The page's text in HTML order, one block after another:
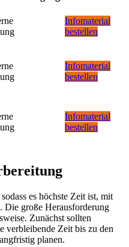
Infomaterial
bestellen
Infomaterial
bestellen
Infomaterial
bestellen
es höchste Zeit ist, mit
Die große Herausforderung
Zunächst sollten
verbleibende Zeit bis zu den
planen.